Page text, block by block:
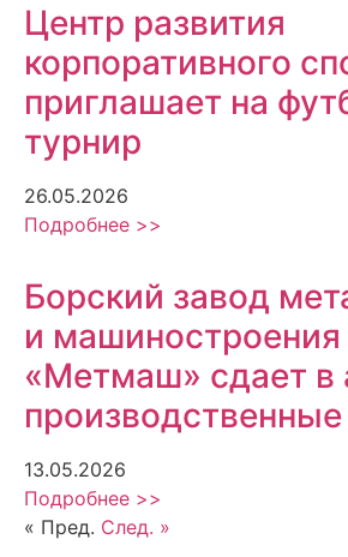
Центр развития
корпоративного
приглашает на
турнир
26.05.2026
Подробнее >>
Борский завод
и машиностроения
«Метмаш» сдает в
13.05.2026
Подробнее >>
« Пред. След. »